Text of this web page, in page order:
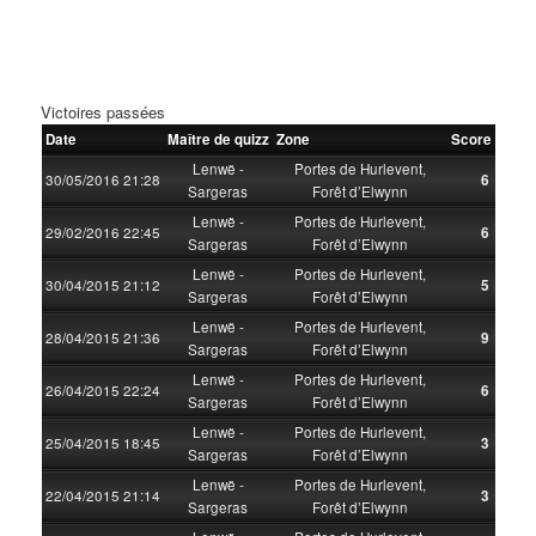
Victoires passées
Date Maître de quizz Zone Score
30/05/2016 21:28
Lenwë -
Sargeras
Portes de Hurlevent,
Forêt d’Elwynn
6
29/02/2016 22:45
Lenwë -
Sargeras
Portes de Hurlevent,
Forêt d’Elwynn
6
30/04/2015 21:12
Lenwë -
Sargeras
Portes de Hurlevent,
Forêt d’Elwynn
5
28/04/2015 21:36
Lenwë -
Sargeras
Portes de Hurlevent,
Forêt d’Elwynn
9
26/04/2015 22:24
Lenwë -
Sargeras
Portes de Hurlevent,
Forêt d’Elwynn
6
25/04/2015 18:45
Lenwë -
Sargeras
Portes de Hurlevent,
Forêt d’Elwynn
3
22/04/2015 21:14
Lenwë -
Sargeras
Portes de Hurlevent,
Forêt d’Elwynn
3